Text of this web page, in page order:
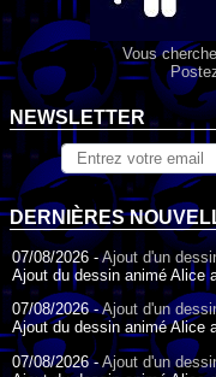
Vous
NEWSLETTER
DERNIÈRES
07/08/2026 -Ajout d'un
Ajout du dessin animé Alice
07/08/2026 -Ajout d'un
Ajout du dessin animé Alice
07/08/2026 -Ajout d'un